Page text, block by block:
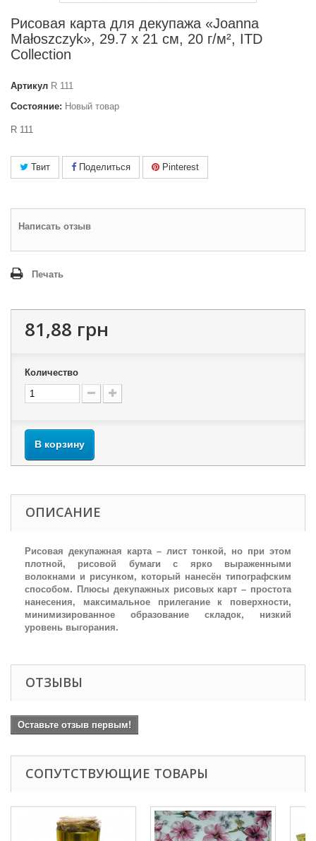
Рисовая карта для декупажа «Joanna
Małoszczyk», 29.7 x 21 см, 20 г/м², ITD
Collection
Артикул R 111
Состояние: Новый товар
R 111
Твит Поделиться Pinterest
Написать отзыв
Печать
81,88 грн
Количество
В корзину
ОПИСАНИЕ
Рисовая декупажная карта – лист тонкой, но при этом
плотной, рисовой бумаги с ярко выраженными
волокнами и рисунком, который нанесён типографским
способом. Плюсы декупажных рисовых карт – простота
нанесения, максимальное прилегание к поверхности,
минимизированное образование складок, низкий
уровень выгорания.
ОТЗЫВЫ
Оставьте отзыв первым!
СОПУТСТВУЮЩИЕ ТОВАРЫ